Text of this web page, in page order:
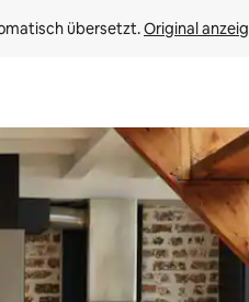
übersetzt. Original